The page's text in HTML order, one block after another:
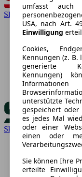
SEAT
Skoda
umfasst auch
USA, nach Art.
Einwilligung
Cookies,
Kennungen (z.
generierte
Kennungen)
unterstützte
gespeichert
es jedes Mal
oder einer
einen oder
Sie können Ihre
erteilte